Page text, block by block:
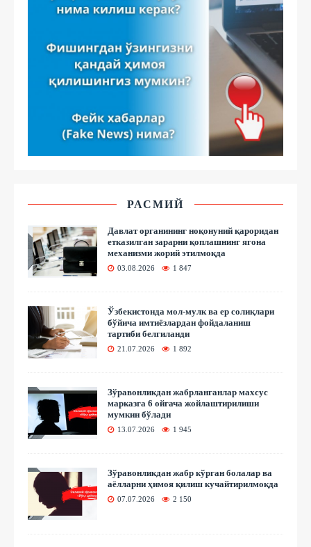
РАСМИЙ
Давлат органининг ноқонуний қароридан
етказилган зарарни қоплашнинг ягона
механизми жорий этилмоқда
03.08.2026 1 847
Ўзбекистонда мол-мулк ва ер солиқлари
бўйича имтиёзлардан фойдаланиш
тартиби белгиланди
21.07.2026 1 892
Зўравонликдан жабрланганлар махсус
марказга 6 ойгача жойлаштирилиши
мумкин бўлади
13.07.2026 1 945
Зўравонликдан жабр кўрган болалар ва
аёлларни ҳимоя қилиш кучайтирилмоқда
07.07.2026 2 150